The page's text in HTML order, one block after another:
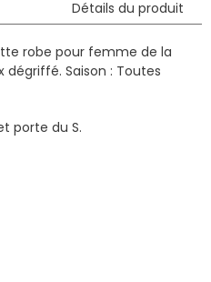
Détails du produit
robe pour femme de la
dégriffé. Saison : Toutes
porte du S.